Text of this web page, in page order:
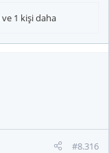
ve 1 kişi daha
#8.316